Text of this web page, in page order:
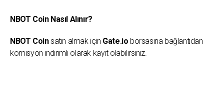
NBOT Coin Nasıl Alınır?
NBOT Coinsatın almak için Gate.io borsasına bağlantıdan
komisyon indirimli olarak kayıt olabilirsiniz.